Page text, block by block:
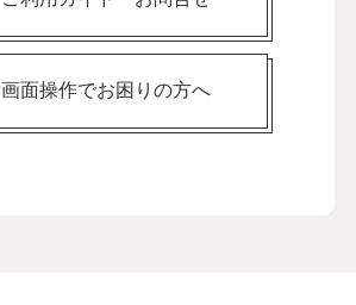
画面操作でお困りの方へ